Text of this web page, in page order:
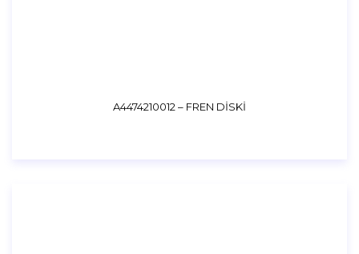
A4474210012 – FREN DİSKİ